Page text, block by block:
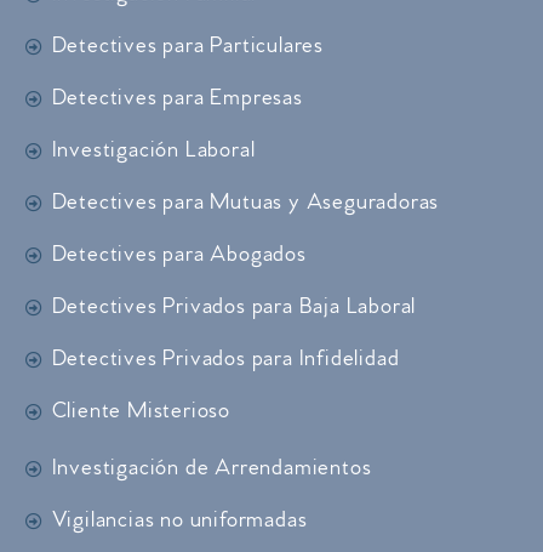
Detectives para Particulares
Detectives para Empresas
Investigación Laboral
Detectives para Mutuas y Aseguradoras
Detectives para Abogados
Detectives Privados para Baja Laboral
Detectives Privados para Infidelidad
Cliente Misterioso
Investigación de Arrendamientos
Vigilancias no uniformadas